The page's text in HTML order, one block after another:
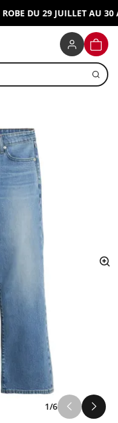
DU 29 JUILLET AU 30
1/6